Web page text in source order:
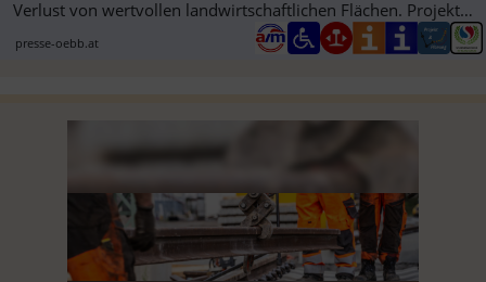
Verlust von wertvollen landwirtschaftlichen Flächen. Projekt
presse-oebb.at